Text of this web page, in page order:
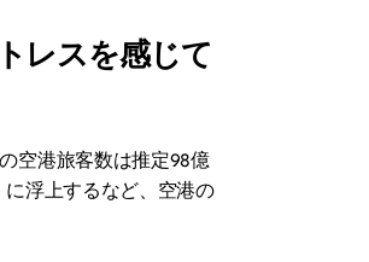
レスを感じて
空港旅客数は推定98億
浮上するなど、空港の